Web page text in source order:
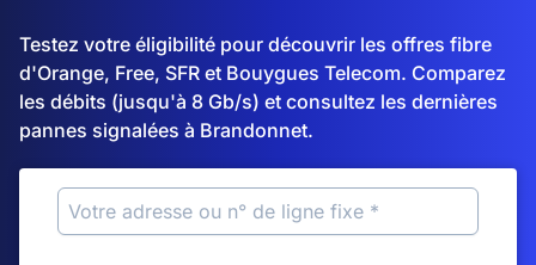
Testez votre éligibilité pour découvrir les offres fibre
d'Orange, Free, SFR et Bouygues Telecom. Comparez
les débits (jusqu'à 8 Gb/s) et consultez les dernières
pannes signalées à Brandonnet.